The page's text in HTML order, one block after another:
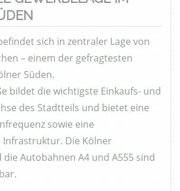
sich in zentraler Lage von
– einem der gefragtesten
Süden.
bildet die wichtigste Einkaufs- und
des Stadtteils und bietet eine
sowie eine
Die Kölner
Autobahnen A4 und A555 sind